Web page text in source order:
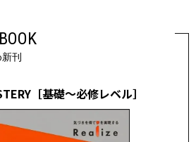
刊
［基礎～必修レベル］